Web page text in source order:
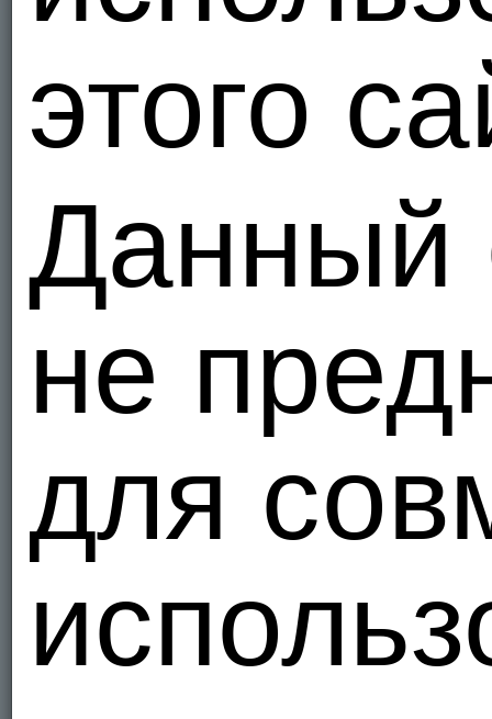
этого
Данный
не
для